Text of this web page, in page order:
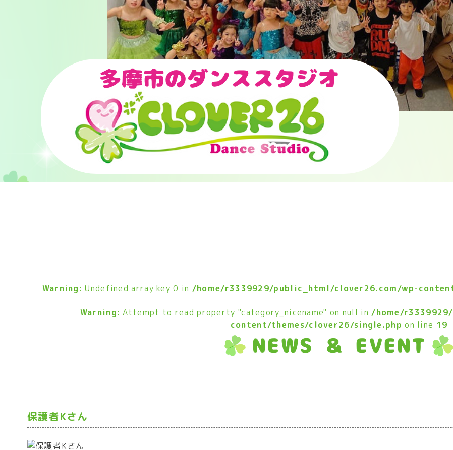
多摩市のダンススタジオ
Warning: Undefined array key 0 in /home/r3339929/public_html/clover26.com/wp-
Warning: Attempt to read property "category_nicename" on null in /home/
content/themes/clover26/single.php on line 19
NEWS ＆ EVENT
保護者Kさん